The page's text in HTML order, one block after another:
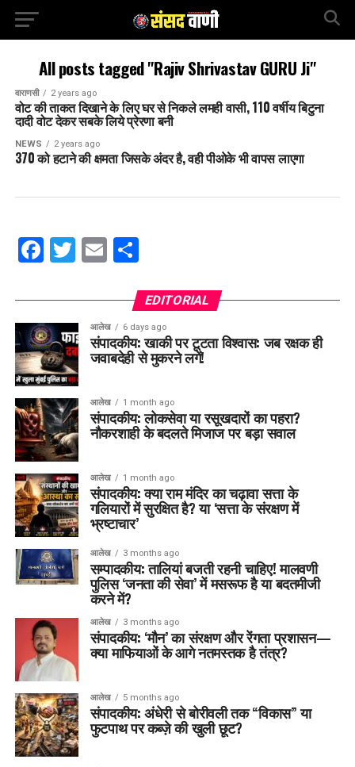
All posts tagged "Rajiv Shrivastav GURU Ji"
वाराणसी 2 years ago
वोट की ताकत दिखाने के लिए घर से निकले लमही वासी, 110 वर्षीय बिटुना
दादी वोट देकर सबके लिये प्रेरणा बनी
NEWS 2 years ago
370 को हटाने की क्षमता जिसके अंदर है, वही पीओके भी वापस लाएगा
Facebook
Twitter
EmailShare
EDITORIAL
आलेख 6 days ago
संपादकीय: खाकी पर टूटता विश्वास: जब रक्षक ही
जवाबदेही से मुकरने लगें!
आलेख 1 month ago
संपादकीय: लोकसेवा या रसूखदारों का पहरा?
नौकरशाही के बदलते मिजाज पर बड़ा सवाल
आलेख 1 month ago
संपादकीय: क्या राम मंदिर का चढ़ावा सत्ता के
गलियारों में सुरक्षित है? या ‘सत्ता के संरक्षण में
भ्रष्टाचार’
आलेख 3 months ago
सम्पादकीय: तालियां बजती रहनी चाहिए! मालवणी
पुलिस ‘जनता की सेवा’ में मसरूफ है या बदतमीजी
करने में?
आलेख 3 months ago
संपादकीय: ‘मौन’ का संरक्षण और रेंगता प्रशासन—
क्या माफियाओं के आगे नतमस्तक है तंत्र?
आलेख 5 months ago
संपादकीय: अंधेरी से बोरीवली तक “विकास” या
फुटपाथ पर कब्ज़े की खुली छूट?